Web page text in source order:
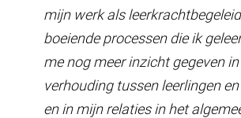
mijn werk als
boeiende processen die ik
me nog meer inzicht gegeven
verhouding tussen leerlingen
en in mijn relaties in het